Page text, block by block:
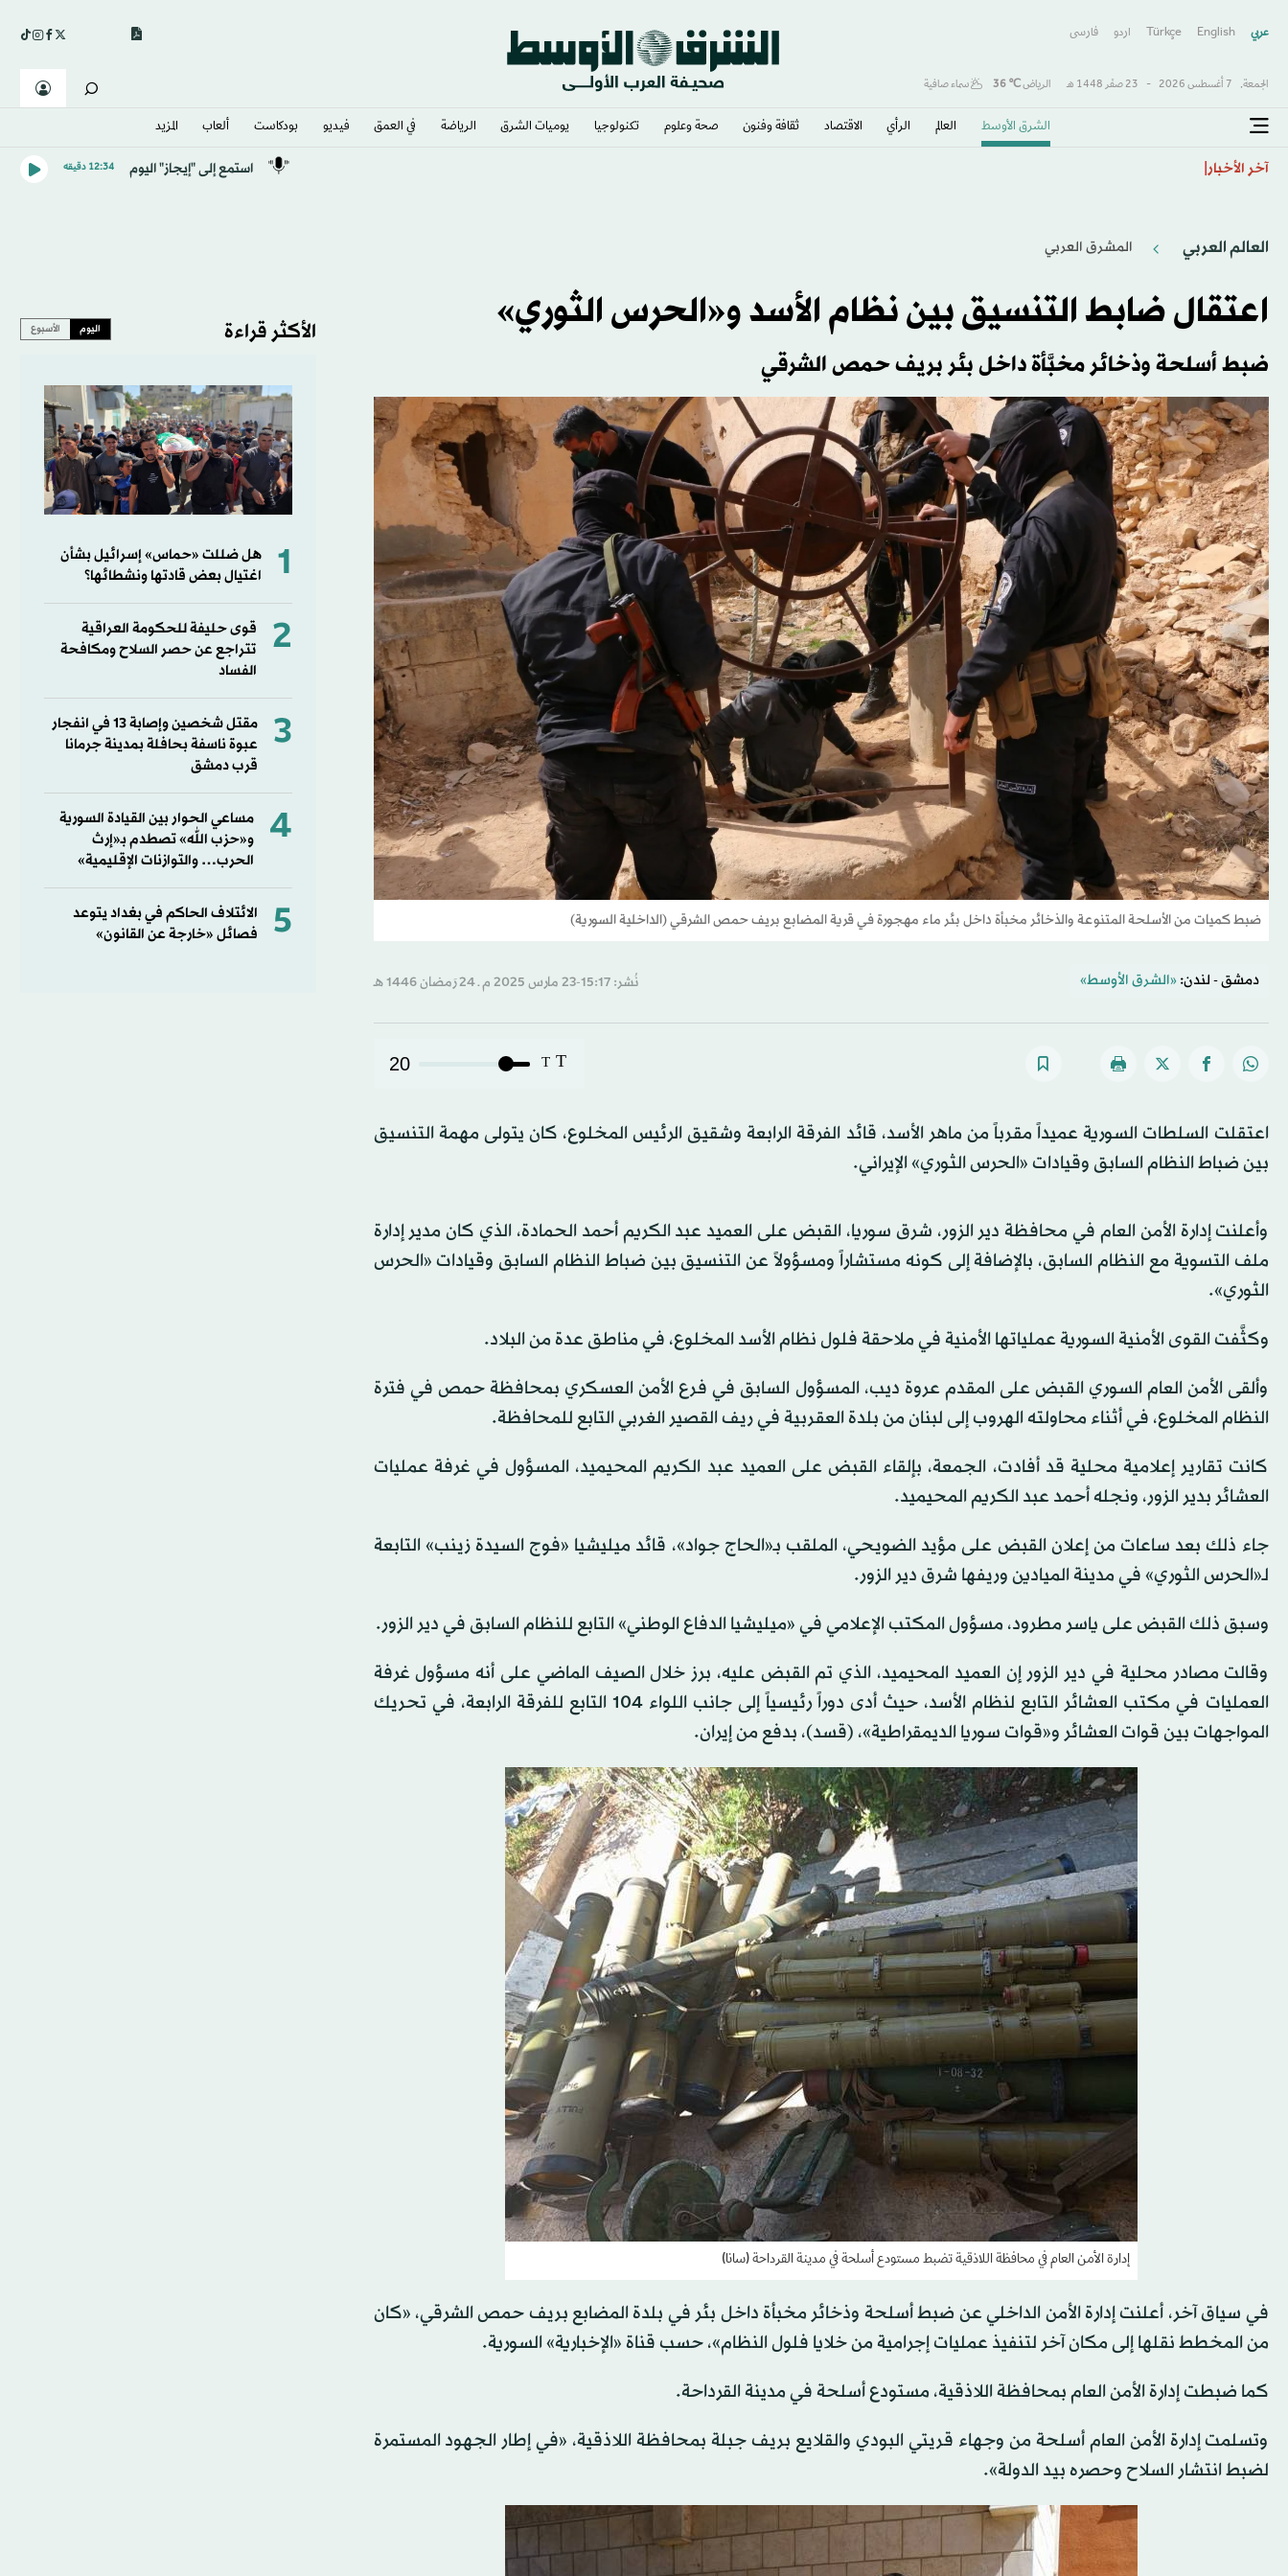
عربي English
Türkçe اردو فارسى
الجمعة, 7 أغسطس 2026 - 23 صفَر 1448 هـ الرياض℃
36 سماء صافية
الشرق الأوسط​ العالم الرأي الاقتصاد ثقافة وفنون صحة وعلوم تكنولوجيا يوميات الشرق​ الرياضة في العمق فيديو بودكاست ألعاب المزيد
آخر الأخبار استمع إلى "إيجاز" اليوم 12:34 دقيقه
العالم العربي المشرق العربي
اعتقال ضابط التنسيق بين نظام الأسد و«الحرس الثوري»
ضبط أسلحة وذخائر مخبَّأة داخل بئر بريف حمص الشرقي
ضبط كميات من الأسلحة المتنوعة والذخائر مخبأة داخل بئر ماء مهجورة في قرية المضابع بريف حمص الشرقي (الداخلية السورية)
دمشق - لندن: «الشرق الأوسط» نُشر: 15:17-23 مارس 2025 م ـ 24 رَمضان 1446 هـ
T
T
20
اعتقلت السلطات السورية عميداً مقرباً من ماهر الأسد، قائد الفرقة الرابعة وشقيق الرئيس المخلوع، كان يتولى مهمة التنسيق
بين ضباط النظام السابق وقيادات «الحرس الثوري» الإيراني.
وأعلنت إدارة الأمن العام في محافظة دير الزور، شرق سوريا، القبض على العميد عبد الكريم أحمد الحمادة، الذي كان مدير إدارة
ملف التسوية مع النظام السابق، بالإضافة إلى كونه مستشاراً ومسؤولاً عن التنسيق بين ضباط النظام السابق وقيادات «الحرس
الثوري».
وكثَّفت القوى الأمنية السورية عملياتها الأمنية في ملاحقة فلول نظام الأسد المخلوع، في مناطق عدة من البلاد.
وألقى الأمن العام السوري القبض على المقدم عروة ديب، المسؤول السابق في فرع الأمن العسكري بمحافظة حمص في فترة
النظام المخلوع، في أثناء محاولته الهروب إلى لبنان من بلدة العقربية في ريف القصير الغربي التابع للمحافظة.
كانت تقارير إعلامية محلية قد أفادت، الجمعة، بإلقاء القبض على العميد عبد الكريم المحيميد، المسؤول في غرفة عمليات
العشائر بدير الزور، ونجله أحمد عبد الكريم المحيميد.
جاء ذلك بعد ساعات من إعلان القبض على مؤيد الضويحي، الملقب بـ«الحاج جواد»، قائد ميليشيا «فوج السيدة زينب» التابعة
لـ«الحرس الثوري» في مدينة الميادين ‏وريفها شرق دير الزور.
وسبق ذلك القبض على ياسر مطرود، مسؤول المكتب الإعلامي في «ميليشيا الدفاع الوطني» التابع للنظام السابق في دير الزور.
وقالت مصادر محلية في دير الزور إن العميد المحيميد، الذي تم القبض عليه، برز خلال الصيف الماضي على أنه مسؤول غرفة
العمليات في مكتب العشائر التابع لنظام الأسد، حيث أدى دوراً رئيسياً إلى جانب اللواء 104 التابع للفرقة الرابعة، في تحريك
المواجهات بين قوات العشائر و«قوات سوريا الديمقراطية»، (قسد)، بدفع من إيران.
إدارة الأمن العام في محافظة اللاذقية تضبط مستودع أسلحة في مدينة القرداحة (سانا)
في سياق آخر، أعلنت إدارة الأمن الداخلي عن ضبط أسلحة وذخائر مخبأة داخل بئر في بلدة المضابع بريف حمص الشرقي، «كان
من المخطط نقلها إلى مكان آخر لتنفيذ عمليات إجرامية من خلايا فلول النظام»، حسب قناة «الإخبارية» السورية.
كما ضبطت إدارة الأمن العام بمحافظة اللاذقية، مستودع أسلحة في مدينة القرداحة.
وتسلمت إدارة الأمن العام أسلحة من وجهاء قريتي البودي والقلايع بريف جبلة بمحافظة اللاذقية، «في إطار الجهود المستمرة
لضبط انتشار السلاح وحصره بيد الدولة».
الأكثر قراءة اليوم الأسبوع
1
هل ضللت «حماس» إسرائيل بشأن
اغتيال بعض قادتها ونشطائها؟
2
قوى حليفة للحكومة العراقية
تتراجع عن حصر السلاح ومكافحة
الفساد
3
مقتل شخصين وإصابة 13 في انفجار
عبوة ناسفة بحافلة بمدينة جرمانا
قرب دمشق
4
مساعي الحوار بين القيادة السورية
و«حزب الله» تصطدم بـ«إرث
الحرب… والتوازنات الإقليمية»
5
الائتلاف الحاكم في بغداد يتوعد
فصائل «خارجة عن القانون»